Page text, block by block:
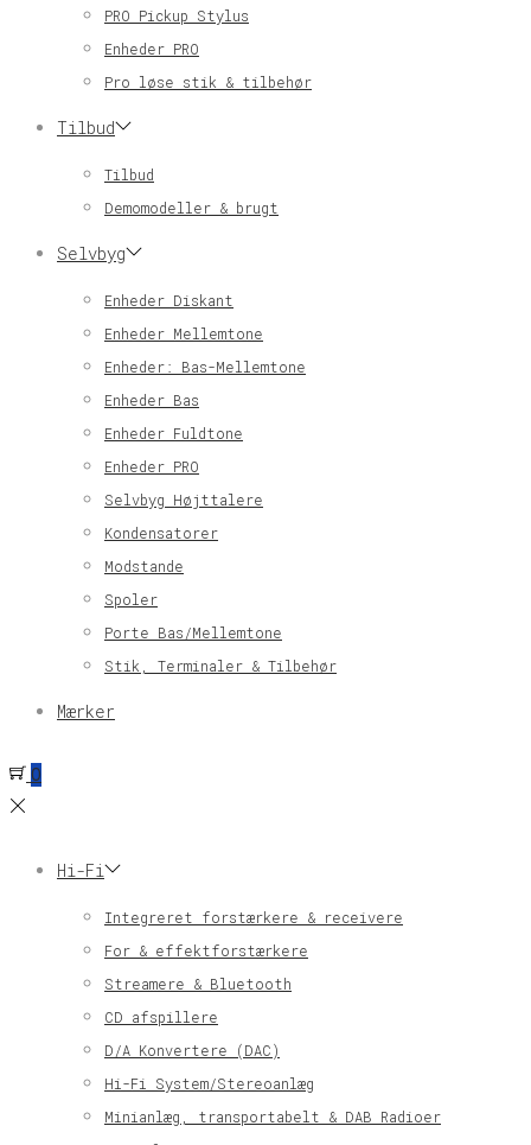
PRO Pickup Stylus
Enheder PRO
Pro løse stik & tilbehør
Tilbud
Tilbud
Demomodeller & brugt
Selvbyg
Enheder Diskant
Enheder Mellemtone
Enheder: Bas-Mellemtone
Enheder Bas
Enheder Fuldtone
Enheder PRO
Selvbyg Højttalere
Kondensatorer
Modstande
Spoler
Porte Bas/Mellemtone
Stik, Terminaler & Tilbehør
Mærker
0
Hi-Fi
Integreret forstærkere & receivere
For & effektforstærkere
Streamere & Bluetooth
CD afspillere
D/A Konvertere (DAC)
Hi-Fi System/Stereoanlæg
Minianlæg, transportabelt & DAB Radioer